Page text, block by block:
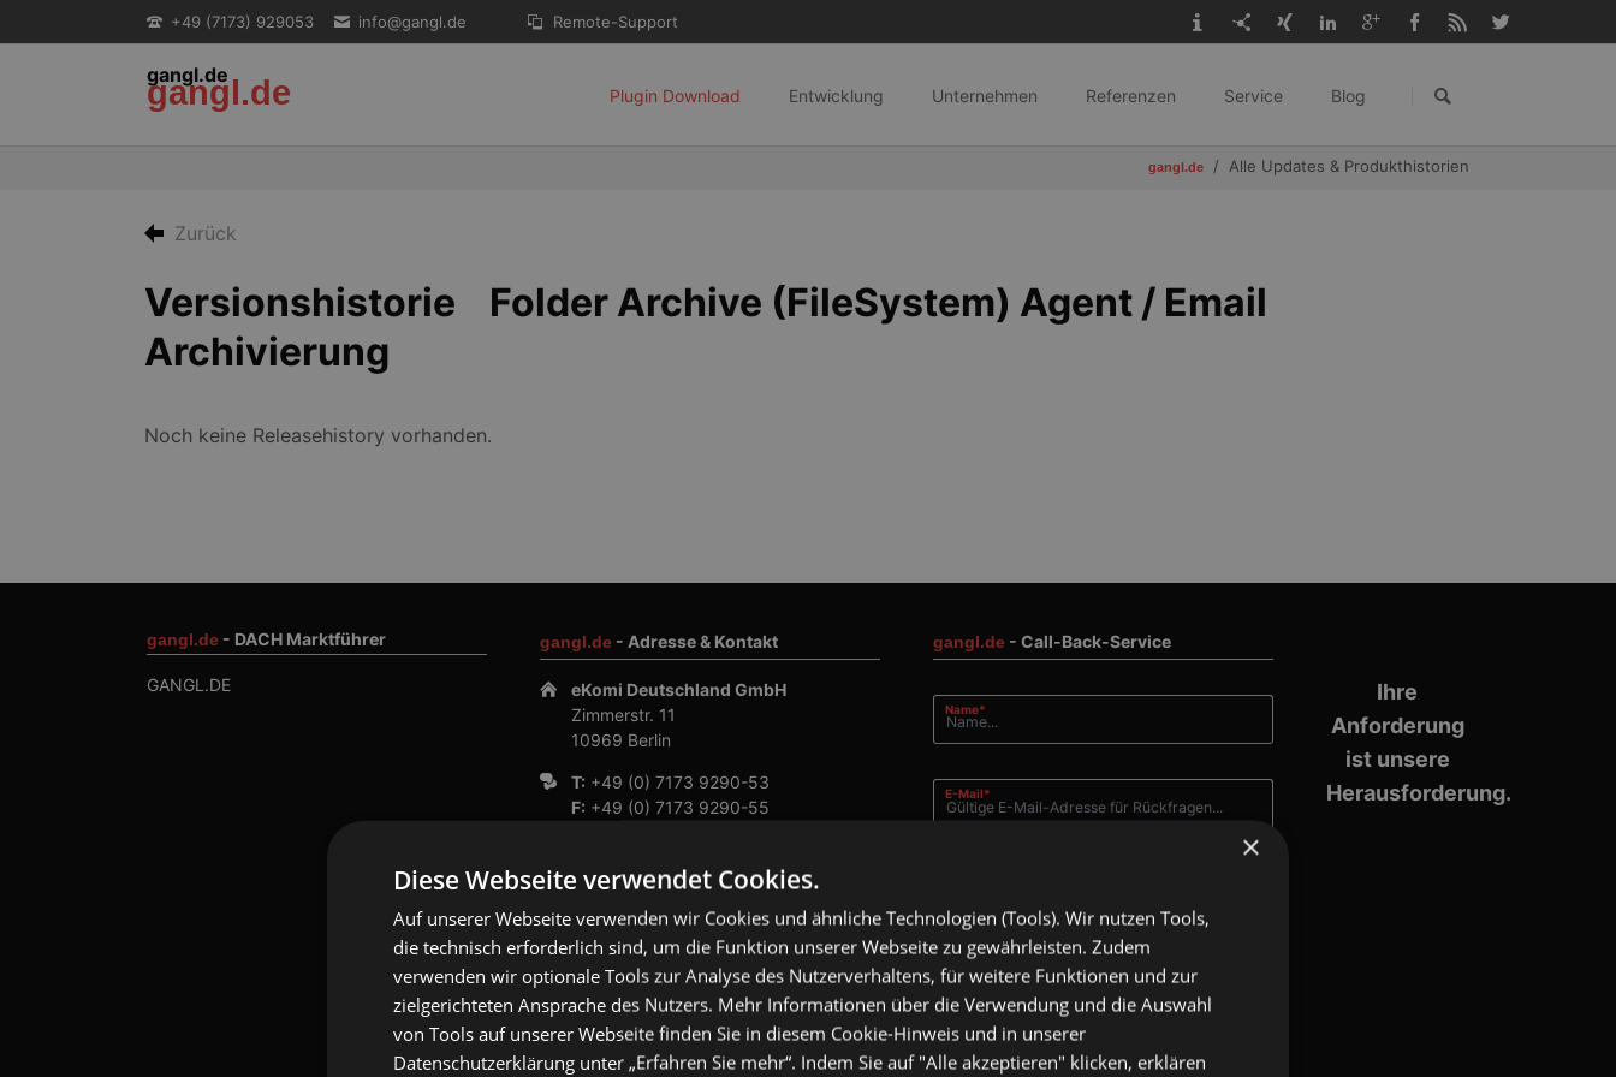
+49 (7173) 929053 info@gangl.de Remote-Support
gangl.de
gangl.de
überspringen
Plugin Download Entwicklung Unternehmen Referenzen Service
gangl.de
Blog
gangl.de Alle Updates & Produkthistorien
Zurück
Versionshistorie Folder Archive (FileSystem) Agent / Email
Archivierung
Noch keine Releasehistory vorhanden.
gangl.de - DACH Marktführer
GANGL.DE
gangl.de - Adresse & Kontakt
eKomi Deutschland GmbH
Zimmerstr. 11
10969 Berlin
T: +49 (0) 7173 9290-53
F: +49 (0) 7173 9290-55
gangl.de - Call-Back-Service
Pflichtfeld
Name*
Pflichtfeld
E-Mail*
Kommentar
Ich habe
dieDatenschutzerklärunggelesen und
Ihre
Anforderung
ist unsere
Herausforderung.
×
Diese Webseite verwendet Cookies.
Auf unserer Webseite verwenden wir Cookies und ähnliche Technologien (Tools). Wir nutzen Tools,
die technisch erforderlich sind, um die Funktion unserer Webseite zu gewährleisten. Zudem
verwenden wir optionale Tools zur Analyse des Nutzerverhaltens, für weitere Funktionen und zur
zielgerichteten Ansprache des Nutzers. Mehr Informationen über die Verwendung und die Auswahl
von Tools auf unserer Webseite finden Sie in diesem Cookie-Hinweis und in unserer
Datenschutzerklärung unter „Erfahren Sie mehr“. Indem Sie auf "Alle akzeptieren" klicken, erklären